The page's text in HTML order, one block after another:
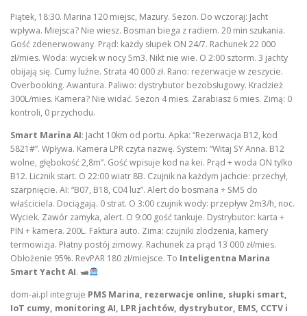
Piątek, 18:30. Marina 120 miejsc, Mazury. Sezon. Do wczoraj: Jacht
wpływa. Miejsca? Nie wiesz. Bosman biega z radiem. 20 min szukania.
Gość zdenerwowany. Prąd: każdy słupek ON 24/7. Rachunek 22 000
zł/mies. Woda: wyciek w nocy 5m3. Nikt nie wie. O 2:00 sztorm. 3 jachty
obijają się. Cumy luźne. Strata 40 000 zł. Rano: rezerwacje w zeszycie.
Overbooking. Awantura. Paliwo: dystrybutor bezobsługowy. Kradzież
300L/mies. Kamera? Nie widać. Sezon 4 mies. Zarabiasz 6 mies. Zimą: 0
kontroli, 0 przychodu.
Smart Marina AI: Jacht 10km od portu. Apka: “Rezerwacja B12, kod
5821#”. Wpływa. Kamera LPR czyta nazwę. System: “Witaj SY Anna. B12
wolne, głębokość 2,8m”. Gość wpisuje kod na kei. Prąd + woda ON tylko
B12. Licznik start. O 22:00 wiatr 8B. Czujnik na każdym jachcie: przechył,
szarpnięcie. AI: “B07, B18, C04 luz”. Alert do bosmana + SMS do
właściciela. Dociągają. 0 strat. O 3:00 czujnik wody: przepływ 2m3/h, noc.
Wyciek. Zawór zamyka, alert. O 9:00 gość tankuje. Dystrybutor: karta +
PIN + kamera. 200L. Faktura auto. Zima: czujniki zlodzenia, kamery
termowizja. Płatny postój zimowy. Rachunek za prąd 13 000 zł/mies.
Obłożenie 95%. RevPAR 180 zł/miejsce. To Inteligentna Marina
Smart Yacht AI. 🛥
dom-ai.pl integruje PMS Marina, rezerwacje online, słupki smart,
IoT cumy, monitoring AI, LPR jachtów, dystrybutor, EMS, CCTV i